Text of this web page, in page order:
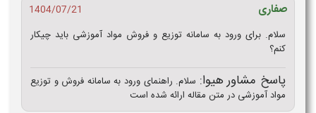
صفاری
1404/07/21
سلام. برای ورود به سامانه توزیع و فروش مواد آموزشی​ باید چیکار
کنم؟
پاسخ مشاور هیوا: سلام. راهنمای ورود به سامانه فروش و توزیع
مواد آموزشی در متن مقاله ارائه شده است